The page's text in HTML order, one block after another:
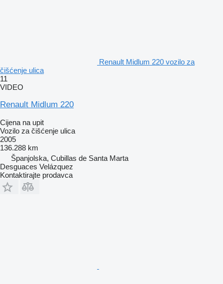
Renault Midlum 220 vozilo za
čišćenje ulica
11
VIDEO
Renault Midlum 220
Cijena na upit
Vozilo za čišćenje ulica
2005
136.288 km
Španjolska, Cubillas de Santa Marta
Desguaces Velázquez
Kontaktirajte prodavca